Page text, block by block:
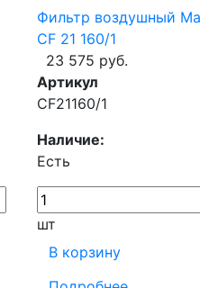
Фильтр воздушный
CF 21 160/1
23 575 руб.
Артикул
CF21160/1
Наличие:
Есть
шт
В корзину